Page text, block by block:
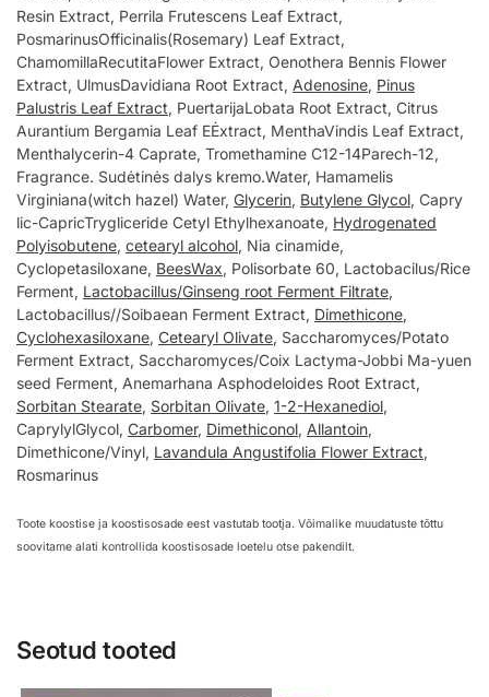
Resin Extract, Perrila Frutescens Leaf Extract,
PosmarinusOfficinalis(Rosemary) Leaf Extract,
ChamomillaRecutitaFlower Extract, Oenothera Bennis Flower
Extract, UlmusDavidiana Root Extract, Adenosine, Pinus
Palustris Leaf Extract, PuertarijaLobata Root Extract, Citrus
Aurantium Bergamia Leaf EĖxtract, MenthaVindis Leaf Extract,
Menthalycerin-4 Caprate, Tromethamine C12-14Parech-12,
Fragrance. Sudėtinės dalys kremo.Water, Hamamelis
Virginiana(witch hazel) Water, Glycerin, Butylene Glycol, Capry
lic-CapricTrygliceride Cetyl Ethylhexanoate, Hydrogenated
Polyisobutene, cetearyl alcohol, Nia cinamide,
Cyclopetasiloxane, BeesWax, Polisorbate 60, Lactobacilus/Rice
Ferment, Lactobacillus/Ginseng root Ferment Filtrate,
Lactobacillus//Soibaean Ferment Extract, Dimethicone,
Cyclohexasiloxane, Cetearyl Olivate, Saccharomyces/Potato
Ferment Extract, Saccharomyces/Coix Lactyma-Jobbi Ma-yuen
seed Ferment, Anemarhana Asphodeloides Root Extract,
Sorbitan Stearate, Sorbitan Olivate, 1-2-Hexanediol,
CaprylylGlycol, Carbomer, Dimethiconol, Allantoin,
Dimethicone/Vinyl, Lavandula Angustifolia Flower Extract,
Rosmarinus
Toote koostise ja koostisosade eest vastutab tootja. Võimalike muudatuste tõttu
soovitame alati kontrollida koostisosade loetelu otse pakendilt.
Seotud tooted